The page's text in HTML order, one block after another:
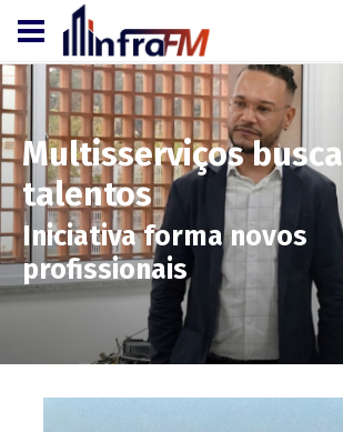
Multisserviços busca
talentos
Iniciativa forma novos
profissionais